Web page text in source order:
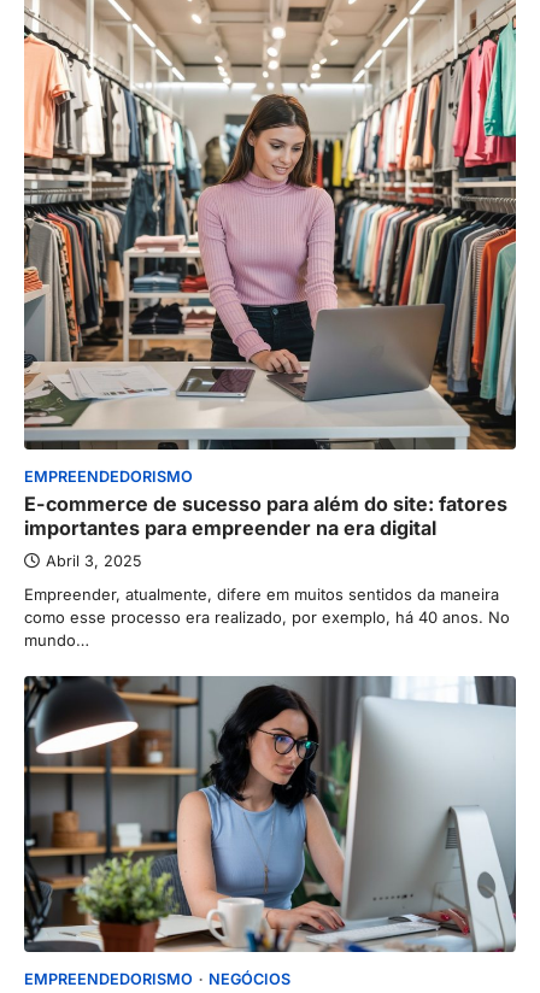
EMPREENDEDORISMO
E-commerce de sucesso para além do site: fatores
importantes para empreender na era digital
Abril 3, 2025
Empreender, atualmente, difere em muitos sentidos da maneira
como esse processo era realizado, por exemplo, há 40 anos. No
mundo…
EMPREENDEDORISMO NEGÓCIOS